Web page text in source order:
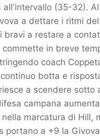
all'intervallo (35-32).
a dettare i ritmi
bravi a restare a
commette in breve
coach
botta e
a scendere sotto
campana
marcatura di Hill,
portano a +9 la